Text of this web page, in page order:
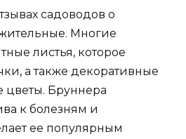
садоводов о
Многие
листья, которое
а также декоративные
цветы. Бруннера
к болезням и
ее популярным